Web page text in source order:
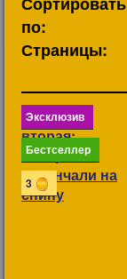
по:
Страницы:
Эксклюзив
Бестселлер
3